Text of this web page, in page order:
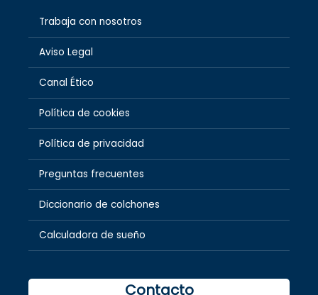
Trabaja con nosotros
Aviso Legal
Canal Ético
Política de cookies
Política de privacidad
Preguntas frecuentes
Diccionario de colchones
Calculadora de sueño
Contacto